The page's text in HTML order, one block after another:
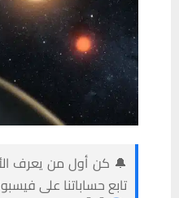
🔔 كن أول من يعرف
تابع حساباتنا على